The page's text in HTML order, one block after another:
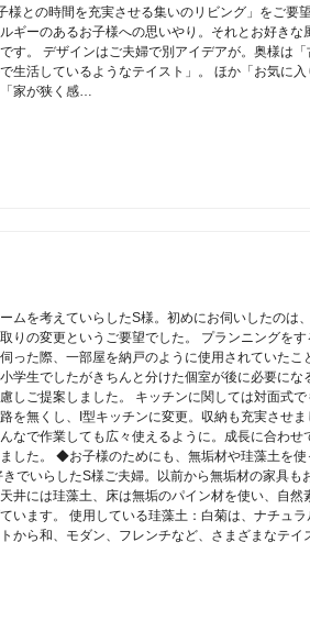
様との時間を充実させる集いのリビング」をご要
ギーのあるお子様への思いやり。それとお好きな
す。 デザインはご夫婦で別アイデアが。奥様は
生活しているようなテイスト」。 ほか「お気に
家が狭く感…
ムを考えていらしたS様。初めにお伺いしたのは
りの変更というご要望でした。 プランニングを
った際、一部屋を納戸のように使用されていたこ
学生でしたがきちんと分けた個室が後に必要にな
しご提案しました。 キッチンに関しては対面式
を無くし、I型キッチンに変更。収納も充実させ
なで作業しても広々使えるように。成長に合わせ
した。 ◆お子様のためにも、無垢材や珪藻土を
でいらしたS様ご夫婦。以前から無垢材の家具も
井には珪藻土、床は無垢のパイン材を使い、自然
います。 使用している珪藻土：白菊は、ナチュラ
から和、モダン、フレンチなど、さまざまなテイ